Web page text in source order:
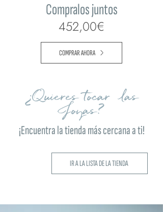
Compralos juntos
452,00€
COMPRAR AHORA
¿Quieres tocar las
Joyas?
¡Encuentra la tienda más cercana a ti!
IR A LA LISTA DE LA TIENDA